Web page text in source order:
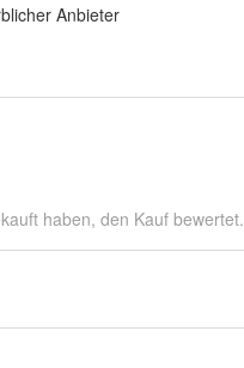
er Anbieter
haben, den Kauf bewertet.